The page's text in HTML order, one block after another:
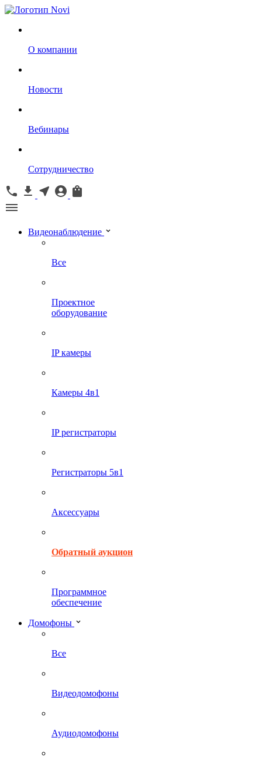
О компании
Новости
Вебинары
Сотрудничество
Видеонаблюдение
Все
Проектное
оборудование
IP камеры
Камеры 4в1
IP регистраторы
Регистраторы 5в1
Аксессуары
Обратный аукцион
Программное
обеспечение
Домофоны
Все
Видеодомофоны
Аудиодомофоны